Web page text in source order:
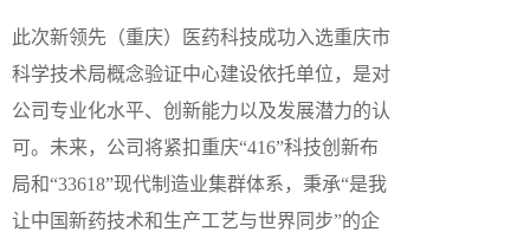
此次新领先（重庆）医药科技成功入选重庆市
科学技术局概念验证中心建设依托单位，是对
公司专业化水平、创新能力以及发展潜力的认
可。未来，公司将紧扣重庆“416”科技创新布
局和“33618”现代制造业集群体系，秉承“是我
让中国新药技术和生产工艺与世界同步”的企